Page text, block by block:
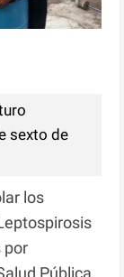
sexto de
los
por
Pública